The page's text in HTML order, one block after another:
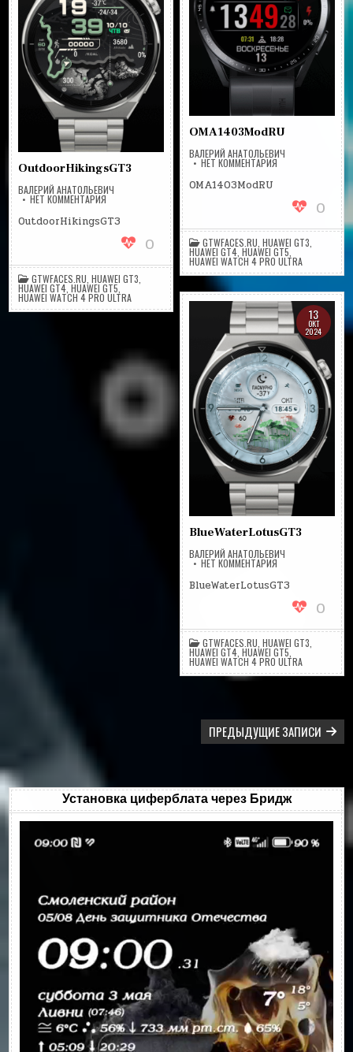
OMA1403ModRU
ВАЛЕРИЙ АНАТОЛЬЕВИЧ
НЕТ КОММЕНТАРИЯНА
OMA1403ModRU
0
GTWFACES.RU ,HUAWEI GT3
HUAWEI GT4 ,HUAWEI GT5
HUAWEI WATCH 4 PRO ULTRA
OutdoorHikingsGT3
ВАЛЕРИЙ АНАТОЛЬЕВИЧ
НЕТ КОММЕНТАРИЯНА
OUTDOORHIKINGSGT3
OutdoorHikingsGT3
0
GTWFACES.RU ,HUAWEI GT3
HUAWEI GT4 ,HUAWEI GT5
HUAWEI WATCH 4 PRO ULTRA
13
ОКТ
2024
BlueWaterLotusGT3
ВАЛЕРИЙ АНАТОЛЬЕВИЧ
НЕТ КОММЕНТАРИЯНА
BlueWaterLotusGT3
0
GTWFACES.RU ,HUAWEI GT3
HUAWEI GT4 ,HUAWEI GT5
HUAWEI WATCH 4 PRO ULTRA
НАВИГАЦИЯ
ЗАПИСЯМ
ПРЕДЫДУЩИЕ ЗАПИСИ
Установка циферблата через Бридж